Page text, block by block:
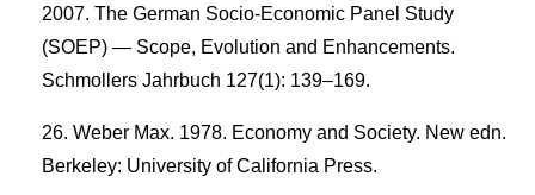
2007. The German Socio-Economic Panel Study
(SOEP) — Scope, Evolution and Enhancements.
Schmollers Jahrbuch 127(1): 139–169.
Weber Max. 1978. Economy and Society. New edn.
Berkeley: University of California Press.